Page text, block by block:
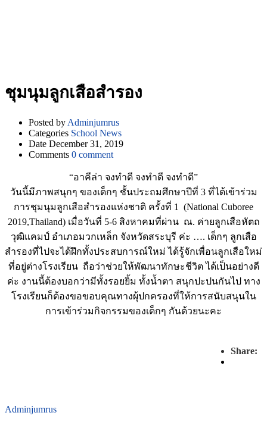
ชุมนุมลูกเสือสำรอง
Posted by Adminjumrus
Categories School News
Date December 31, 2019
Comments 0 comment
“อาคีล่า จงทำดี จงทำดี จงทำดี”
วันนี้มีภาพสนุกๆ ของเด็กๆ ชั้นประถมศึกษาปีที่ 3 ที่ได้เข้าร่วม
การชุมนุมลูกเสือสำรองแห่งชาติ ครั้งที่ 1 (National Cuboree
2019,Thailand) เมื่อวันที่ 5-6 สิงหาคมที่ผ่าน ณ. ค่ายลูกเสือหัตถ
วุฒิแคมป์ อำเภอมวกเหล็ก จังหวัดสระบุรี ค่ะ …. เด็กๆ ลูกเสือ
สำรองที่ไปจะได้ฝึกทั้งประสบการณ์ใหม่ ได้รู้จักเพื่อนลูกเสือใหม่
ที่อยู่ต่างโรงเรียน ถือว่าช่วยให้พัฒนาทักษะชีวิต ได้เป็นอย่างดี
ค่ะ งานนี้ต้องบอกว่ามีทั้งรอยยิ้ม ทั้งน้ำตา สนุกปะปนกันไป ทาง
โรงเรียนก็ต้องขอขอบคุณทางผุ้ปกครองที่ให้การสนับสนุนใน
การเข้าร่วมกิจกรรมของเด็กๆ กันด้วยนะคะ
Share:
Adminjumrus